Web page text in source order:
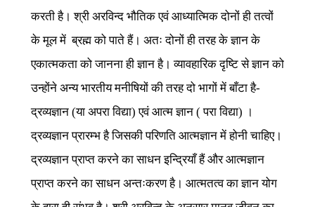
करती है। श्री अरविन्द भौतिक एवं आध्यात्मिक दोनों ही तत्वों
के मूल में ब्रह्म को पाते हैं। अतः दोनों ही तरह के ज्ञान के
एकात्मकता को जानना ही ज्ञान है। व्यावहारिक दृष्टि से ज्ञान को
उन्होंने अन्य भारतीय मनीषियों की तरह दो भागों में बाँटा है-
द्रव्यज्ञान (या अपरा विद्या) एवं आत्म ज्ञान ( परा विद्या) ।
द्रव्यज्ञान प्रारम्भ है जिसकी परिणति आत्मज्ञान में होनी चाहिए।
द्रव्यज्ञान प्राप्त करने का साधन इन्द्रियाँ हैं और आत्मज्ञान
प्राप्त करने का साधन अन्तःकरण है। आत्मतत्व का ज्ञान योग